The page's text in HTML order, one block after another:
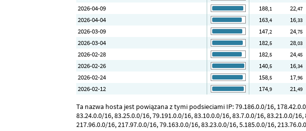
2026-04-09
188,1 22,47
2026-04-04
163,4 16,33
2026-03-09
147,2 24,75
2026-03-04
182,5 28,03
2026-02-28
182,5 24,45
2026-02-26
140,5 16,34
2026-02-24
158,5 17,96
2026-02-12
174,9 21,49
Ta nazwa hosta jest powiązana z tymi podsieciami IP: 79.186.0.0/16,
83.24.0.0/16, 83.25.0.0/16, 79.191.0.0/16, 83.10.0.0/16, 83.7.0.0/16, 83.21.0.0/
217.96.0.0/16, 217.97.0.0/16, 79.163.0.0/16, 83.23.0.0/16, 5.185.0.0/16,